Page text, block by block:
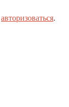
авторизоваться.